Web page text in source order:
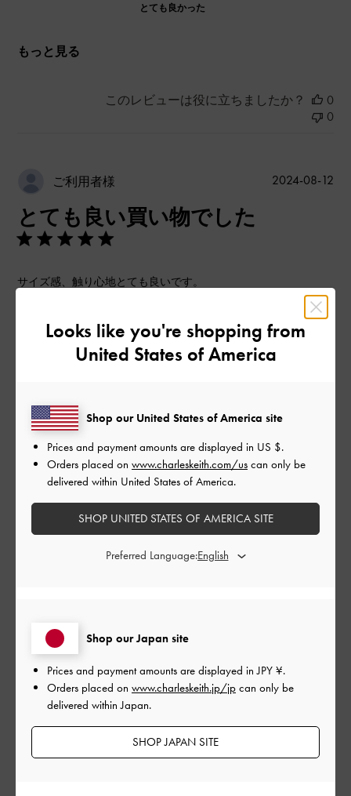
とても良かった
もっと見る
このレビューは役に立ちましたか？
0
0
ご利用者様
とても良い買い物でした
サイズ感、触り心地とても良いです。
デザイン
品質
もっと見る
公
2024-08-12
このレビューは役に立ちましたか？
リピートです
ほぼ毎日使用して、11ヶ月くらいで間口と底の角のレザーが剥
がれてきました。
見た目小さいのに、たくさん入るのでとても気に入っていま
Looks like you're shopping from
United States of America
Shop our Japan site
Prices and payment amounts are displayed inJPY ¥.
Orders placed on www.charleskeith.jp/jp can only be
delivered within Japan.
SHOP JAPAN SITE
Shop our United States of America site
Prices and payment amounts are displayed in US $.
Orders placed on www.charleskeith.com/us can only be
delivered within United States of America.
SHOP UNITED STATES OF AMERICA SITE
Preferred Language: